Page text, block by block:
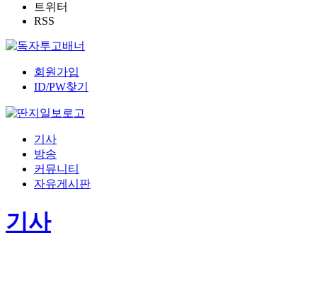
트위터
RSS
회원가입
ID/PW찾기
기사
방송
커뮤니티
자유게시판
기사